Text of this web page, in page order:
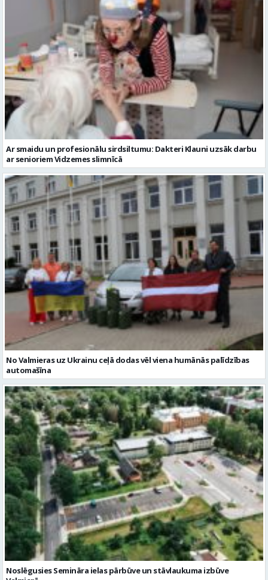
Ar smaidu un profesionālu sirdsiltumu: Dakteri Klauni uzsāk darbu
ar senioriem Vidzemes slimnīcā
No Valmieras uz Ukrainu ceļā dodas vēl viena humānās palīdzības
automašīna
Noslēgusies Semināra ielas pārbūve un stāvlaukuma izbūve